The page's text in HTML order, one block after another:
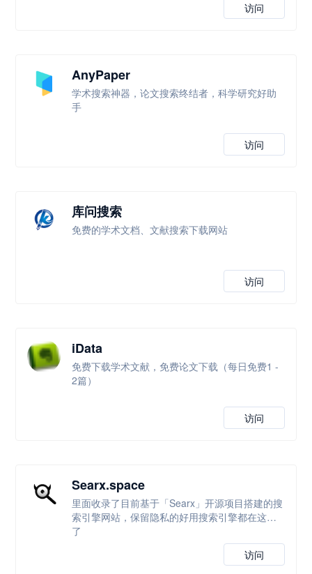
访问
AnyPaper
学术搜索神器，论文搜索终结者，科学研究好助
手
访问
库问搜索
免费的学术文档、文献搜索下载网站
访问
iData
免费下载学术文献，免费论文下载（每日免费1 -
2篇）
访问
Searx.space
里面收录了目前基于「Searx」开源项目搭建的搜
索引擎网站，保留隐私的好用搜索引擎都在这里
了
访问